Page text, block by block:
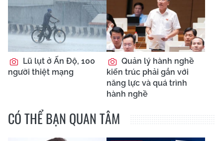
Lũ lụt ở Ấn Độ, 100
người thiệt mạng
Quản lý hành nghề
kiến trúc phải gắn với
năng lực và quá trình
hành nghề
CÓ THỂ BẠN QUAN TÂM